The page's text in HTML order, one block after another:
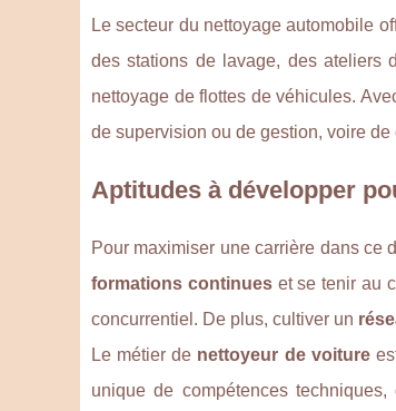
Le secteur du nettoyage automobile
des stations de lavage, des ateliers
nettoyage de flottes de véhicules.
de supervision ou de gestion, voire
Aptitudes à développer
Pour maximiser une carrière dans ce
formations continueset se tenir au
concurrentiel. De plus, cultiver un
Le métier de nettoyeur de voiture
unique de compétences